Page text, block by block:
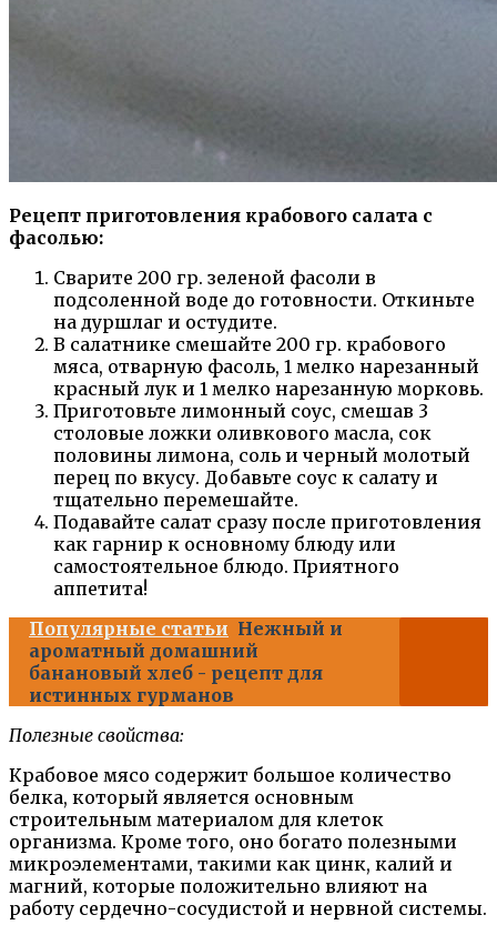
Рецепт приготовления крабового салата с
фасолью:
Сварите 200 гр. зеленой фасоли в
подсоленной воде до готовности. Откиньте
на дуршлаг и остудите.
В салатнике смешайте 200 гр. крабового
мяса, отварную фасоль, 1 мелко нарезанный
красный лук и 1 мелко нарезанную морковь.
Приготовьте лимонный соус, смешав 3
столовые ложки оливкового масла, сок
половины лимона, соль и черный молотый
перец по вкусу. Добавьте соус к салату и
тщательно перемешайте.
Подавайте салат сразу после приготовления
как гарнир к основному блюду или
самостоятельное блюдо. Приятного
аппетита!
Популярные статьи Нежный и
ароматный домашний
банановый хлеб - рецепт для
истинных гурманов
Полезные свойства:
Крабовое мясо содержит большое количество
белка, который является основным
строительным материалом для клеток
организма. Кроме того, оно богато полезными
микроэлементами, такими как цинк, калий и
магний, которые положительно влияют на
работу сердечно-сосудистой и нервной системы.